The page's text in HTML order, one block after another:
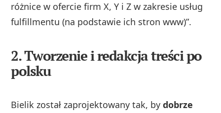
różnice w ofercie firm X, Y i Z w zakresie usług
fulfillmentu (na podstawie ich stron www)”.
2. Tworzenie i redakcja treści po
polsku
Bielik został zaprojektowany tak, bydobrze